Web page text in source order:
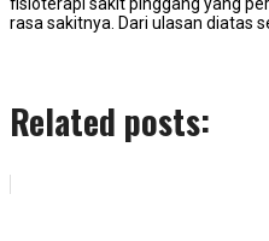
rasa sakitnya. Dari ulasan diatas
Related posts: